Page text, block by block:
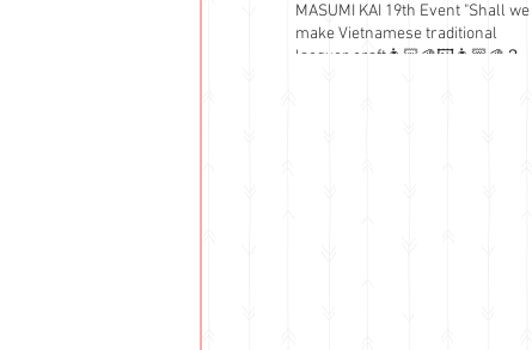
MASUMI KAI 19th Event "Shall we
make Vietnamese traditional
lacquer craft👩🏻‍🎨🖼👩🏼‍🎨？